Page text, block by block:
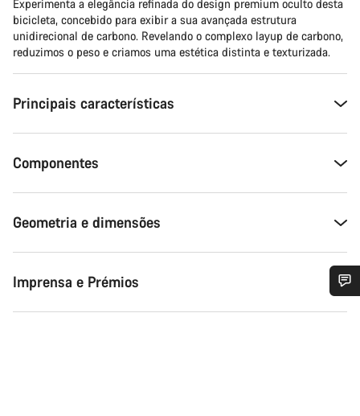
Experimenta a elegância refinada do design premium oculto desta
bicicleta, concebido para exibir a sua avançada estrutura
unidirecional de carbono. Revelando o complexo layup de carbono,
reduzimos o peso e criamos uma estética distinta e texturizada.
Principais características
Componentes
Geometria e dimensões
Imprensa e Prémios
Precisas de ajuda?